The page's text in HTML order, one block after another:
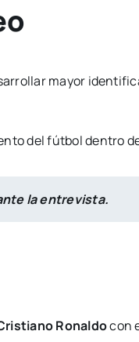
mayor
del fútbol dentro
la entrevista.
Ronaldocon